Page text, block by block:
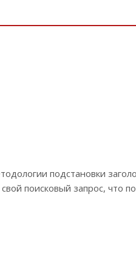
подстановки
поисковый запрос, что